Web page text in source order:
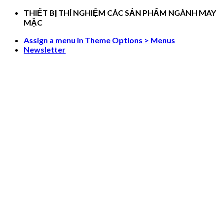
Skip
THIẾT BỊ THÍ NGHIỆM CÁC SẢN PHẨM NGÀNH MAY
MẶC
Assign a menu in Theme Options > Menus
Newsletter